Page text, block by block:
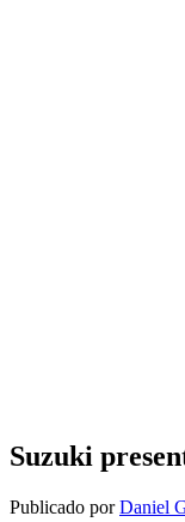
Suzuki
Publicado porDaniel